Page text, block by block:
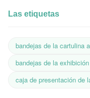
Las etiquetas
bandejas de la cartulina
bandejas de la
caja de presentación de